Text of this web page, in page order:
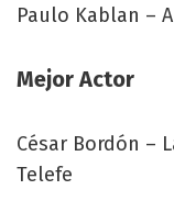
Paulo Kablan –
Mejor Actor
César Bordón –
Telefe